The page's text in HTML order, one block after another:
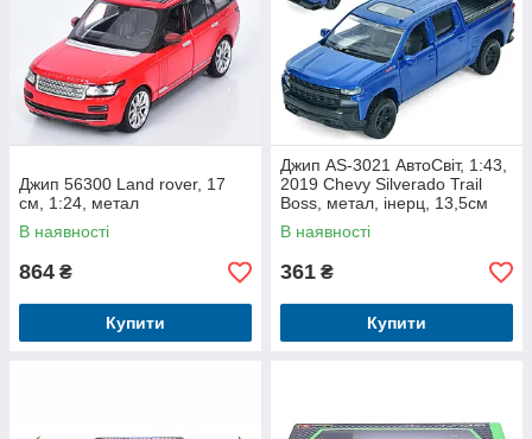
Джип 56300 Land rover, 17
см, 1:24, метал
В наявності
864 ₴
Купити
Джип AS-3021 АвтоСвіт, 1:43,
2019 Chevy Silverado Trail
Boss, метал, інерц, 13,5см
В наявності
361 ₴
Купити